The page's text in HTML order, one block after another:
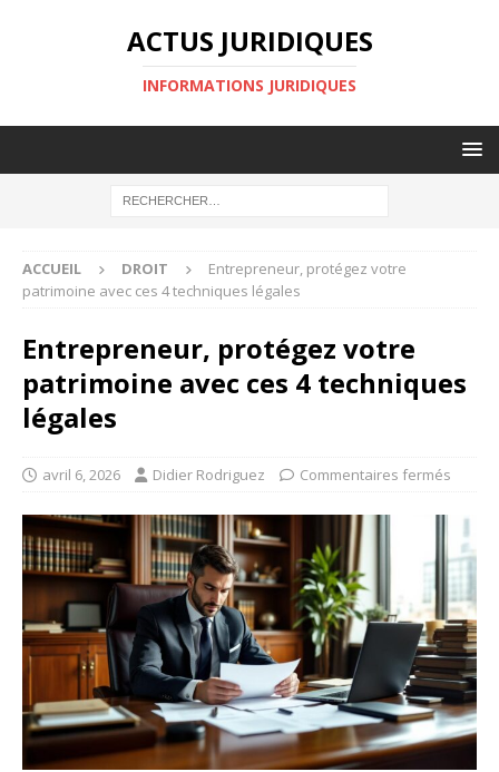
ACTUS JURIDIQUES
INFORMATIONS JURIDIQUES
ACCUEIL DROIT
Entrepreneur, protégez votre
patrimoine avec ces 4 techniques légales
Entrepreneur, protégez votre
patrimoine avec ces 4 techniques
légales
avril 6, 2026 Didier Rodriguez Commentaires fermés